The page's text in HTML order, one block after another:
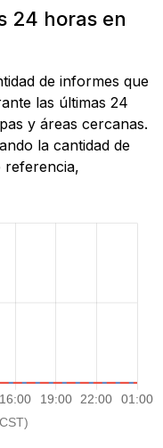
24 horas en
de informes que
las últimas 24
y áreas cercanas.
la cantidad de
referencia,